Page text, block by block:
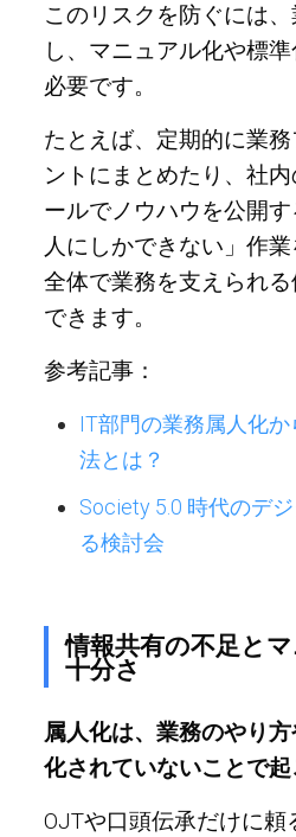
このリスクを防ぐには
し、マニュアル化や標
必要です。
たとえば、定期的に業
ントにまとめたり、社
ールでノウハウを公開
人にしかできない」作
全体で業務を支えられ
できます。
参考記事：
IT部門の業務属人化
法とは？
Society 5.0 時代のデ
る検討会
情報共有の不足と
十分さ
属人化は、業務のやり
化されていないことで起
OJTや口頭伝承だけに頼